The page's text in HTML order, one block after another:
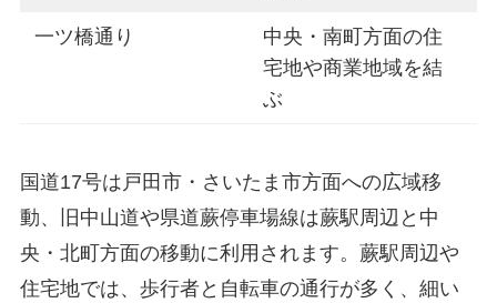
一ツ橋通り
中央・南町方面の住
宅地や商業地域を結
ぶ
国道17号は戸田市・さいたま市方面への広域移
動、旧中山道や県道蕨停車場線は蕨駅周辺と中
央・北町方面の移動に利用されます。蕨駅周辺や
住宅地では、歩行者と自転車の通行が多く、細い